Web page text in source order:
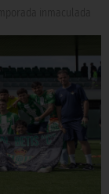
inmaculada